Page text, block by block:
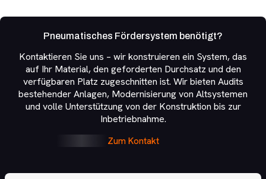
Pneumatisches Fördersystem benötigt?
Kontaktieren Sie uns – wir konstruieren ein System, das
auf Ihr Material, den geforderten Durchsatz und den
verfügbaren Platz zugeschnitten ist. Wir bieten Audits
bestehender Anlagen, Modernisierung von Altsystemen
und volle Unterstützung von der Konstruktion bis zur
Inbetriebnahme.
Zum Kontakt